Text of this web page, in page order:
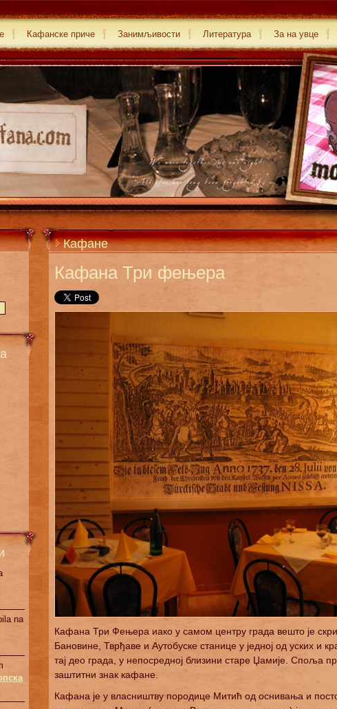
Кафанске приче Занимљивости Литература За на увце
na
Кафане
Кафана Три фењера
Кафана Три Фењера иако у самом центру града вешто је
Бановине, Тврђаве и Аутобуске станице у једној од уских и
тај део града, у непосредној близини старе Џамије. Споља
заштитни знак кафане.
Кафана је у власништву породице Митић од оснивања и